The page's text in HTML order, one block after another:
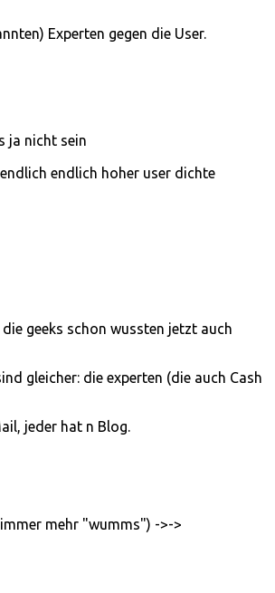
Experten gegen die User.
ja nicht sein
endlich hoher user dichte
geeks schon wussten jetzt auch
gleicher: die experten (die auch Cash
jeder hat n Blog.
mehr "wumms") ->->